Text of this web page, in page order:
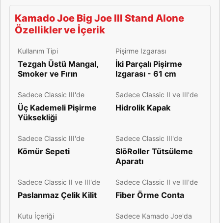
Kamado Joe Big Joe III Stand Alone
Özellikler ve İçerik
Kullanım Tipi
Tezgah Üstü Mangal,
Smoker ve Fırın
Pişirme Izgarası
İki Parçalı Pişirme
Izgarası - 61 cm
Sadece Classic III'de
Üç Kademeli Pişirme
Yüksekliği
Sadece Classic II ve III'de
Hidrolik Kapak
Sadece Classic III'de
Kömür Sepeti
Sadece Classic III'de
SlōRoller Tütsüleme
Aparatı
Sadece Classic II ve III'de
Paslanmaz Çelik Kilit
Sadece Classic II ve III'de
Fiber Örme Conta
Kutu İçeriği Sadece Kamado Joe'da